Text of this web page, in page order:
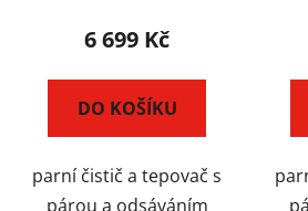
6 699 Kč
DO KOŠÍKU
parní čistič a tepovač s
párou a odsáváním